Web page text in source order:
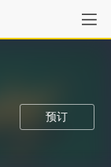
预订